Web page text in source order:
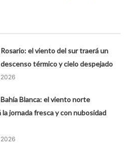
el viento del sur traerá un
térmico y cielo despejado
Blanca: el viento norte
la jornada fresca y con nubosidad